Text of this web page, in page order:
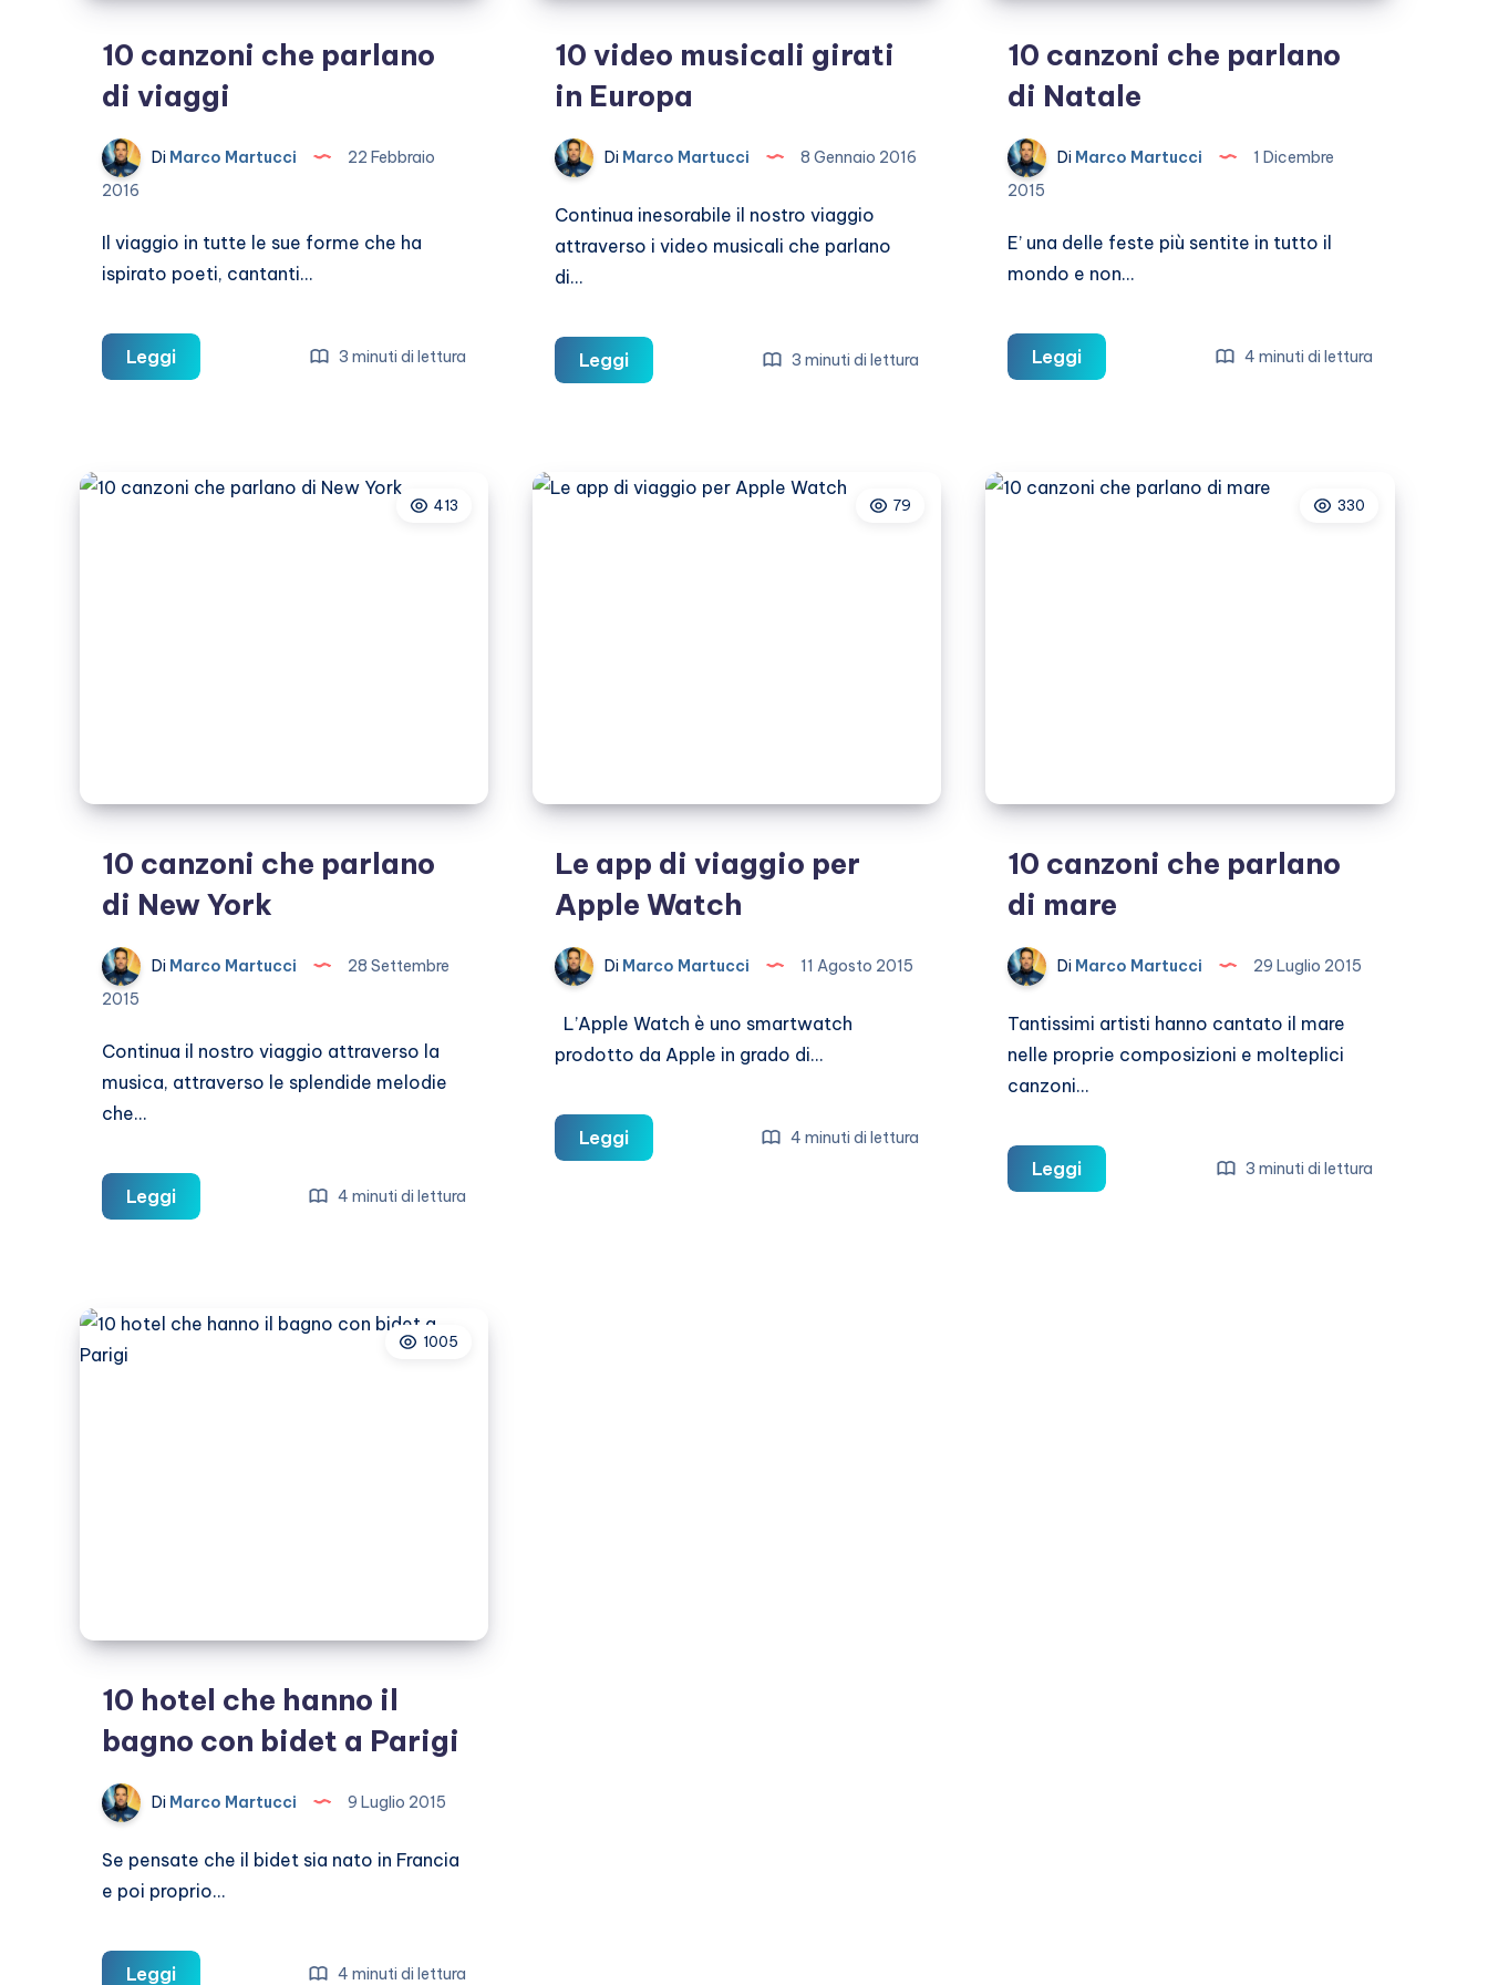
10 canzoni che parlano
di viaggi
Di Marco Martucci
22 Febbraio
2016
Il viaggio in tutte le sue forme che ha
ispirato poeti, cantanti…
Leggi10
canzoni
di
3 minuti di lettura
10 video musicali girati
in Europa
Di Marco Martucci 8 Gennaio 2016
Continua inesorabile il nostro viaggio
attraverso i video musicali che parlano
di…
Leggi10
video
in
3 minuti di lettura
10 canzoni che parlano
di Natale
Di Marco Martucci
1 Dicembre
2015
E’ una delle feste più sentite in tutto il
mondo e non…
Leggi10
canzoni
di
4 minuti di lettura
413
10 canzoni che parlano
di New York
Di Marco Martucci
28 Settembre
2015
Continua il nostro viaggio attraverso la
musica, attraverso le splendide melodie
che…
Leggi10
canzoni
di
4 minuti di lettura
79
Le app di viaggio per
Apple Watch
Di Marco Martucci 11 Agosto 2015
L’Apple Watch è uno smartwatch
prodotto da Apple in grado di…
LeggiLe
app
4 minuti di lettura
330
10 canzoni che parlano
di mare
Di Marco Martucci 29 Luglio 2015
Tantissimi artisti hanno cantato il mare
nelle proprie composizioni e molteplici
canzoni…
Leggi10
canzoni
3 minuti di lettura
1005
10 hotel che hanno il
bagno con bidet a Parigi
Di Marco Martucci 9 Luglio 2015
Se pensate che il bidet sia nato in Francia
e poi proprio…
Leggi10 4 minuti di lettura